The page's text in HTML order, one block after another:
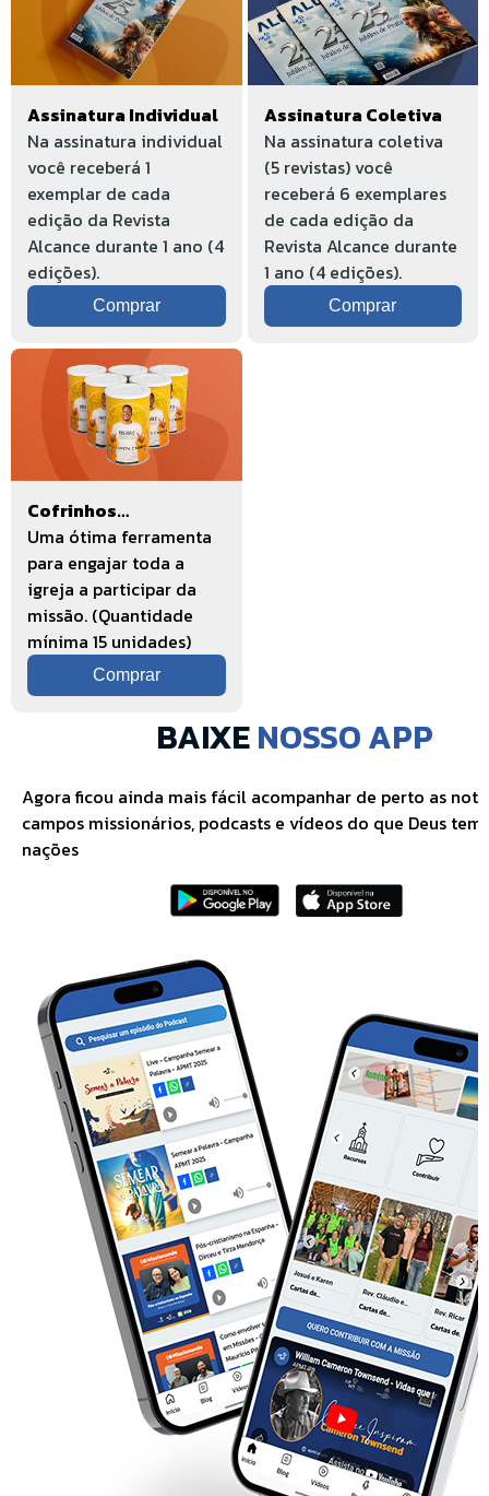
Assinatura Individual
Na assinatura individual
você receberá 1
exemplar de cada
edição da Revista
Alcance durante 1 ano (4
edições).
Comprar
Assinatura Coletiva
Na assinatura coletiva
(5 revistas) você
receberá 6 exemplares
de cada edição da
Revista Alcance durante
1 ano (4 edições).
Comprar
Cofrinhos
Missionários
Uma ótima ferramenta
para engajar toda a
igreja a participar da
missão. (Quantidade
mínima 15 unidades)
Comprar
BAIXENOSSO APP
Agora ficou ainda mais fácil acompanhar de perto as
campos missionários, podcasts e vídeos do que Deus
nações